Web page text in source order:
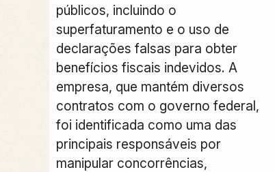
públicos, incluindo o
superfaturamento e o uso de
declarações falsas para obter
benefícios fiscais indevidos. A
empresa, que mantém diversos
contratos com o governo federal,
foi identificada como uma das
principais responsáveis por
manipular concorrências,